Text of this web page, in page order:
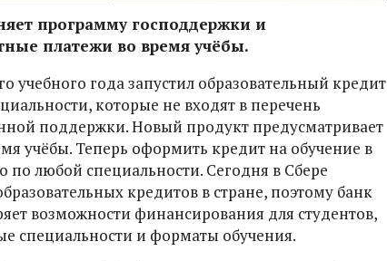
программу господдержки и
платежи во время учёбы.
учебного года запустил образовательный кредит
которые не входят в перечень
поддержки. Новый продукт предусматривает
учёбы. Теперь оформить кредит на обучение в
по любой специальности. Сегодня в Сбере
кредитов в стране, поэтому банк
возможности финансирования для студентов,
специальности и форматы обучения.